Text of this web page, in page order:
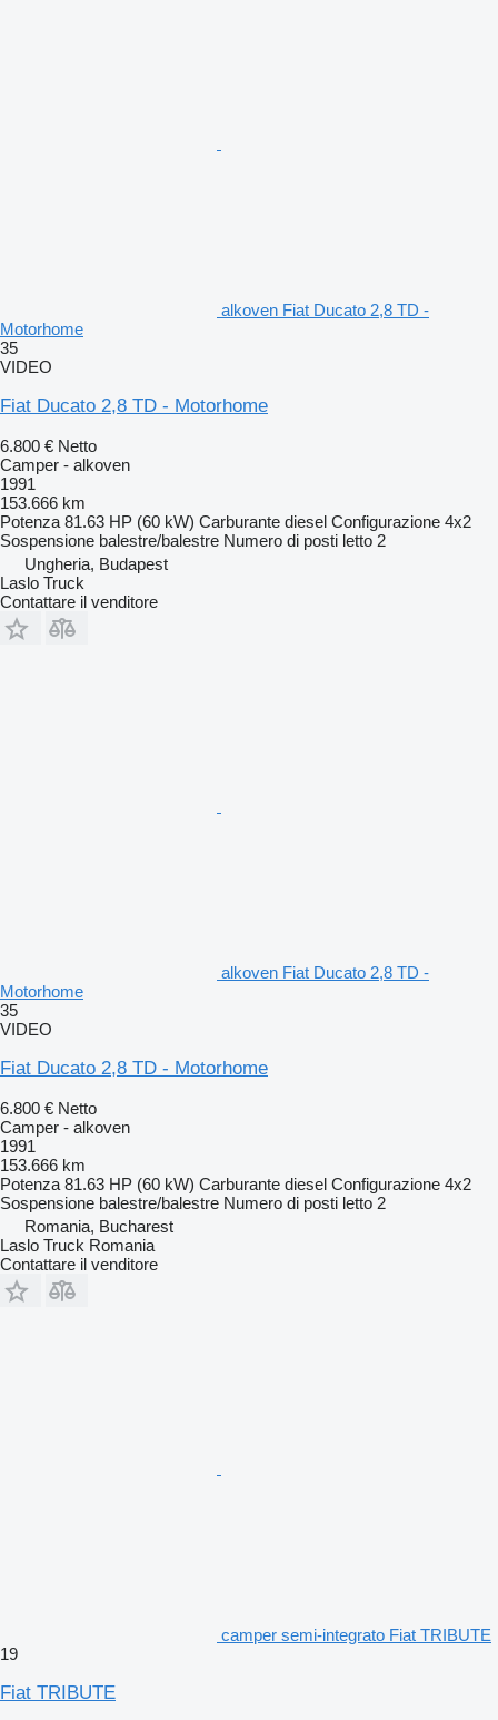
alkoven Fiat Ducato 2,8 TD -
Motorhome
35
VIDEO
Fiat Ducato 2,8 TD - Motorhome
6.800 € Netto
Camper - alkoven
1991
153.666 km
Potenza 81.63 HP (60 kW) Carburante diesel Configurazione 4x2
Sospensione balestre/balestre Numero di posti letto 2
Ungheria, Budapest
Laslo Truck
Contattare il venditore
alkoven Fiat Ducato 2,8 TD -
Motorhome
35
VIDEO
Fiat Ducato 2,8 TD - Motorhome
6.800 € Netto
Camper - alkoven
1991
153.666 km
Potenza 81.63 HP (60 kW) Carburante diesel Configurazione 4x2
Sospensione balestre/balestre Numero di posti letto 2
Romania, Bucharest
Laslo Truck Romania
Contattare il venditore
camper semi-integrato Fiat TRIBUTE
19
Fiat TRIBUTE